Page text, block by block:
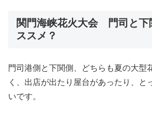
関門海峡花火大会 門司と下
ススメ？
門司港側と下関側、どちらも夏の大型
く、出店が出たり屋台があったり、と
いです。